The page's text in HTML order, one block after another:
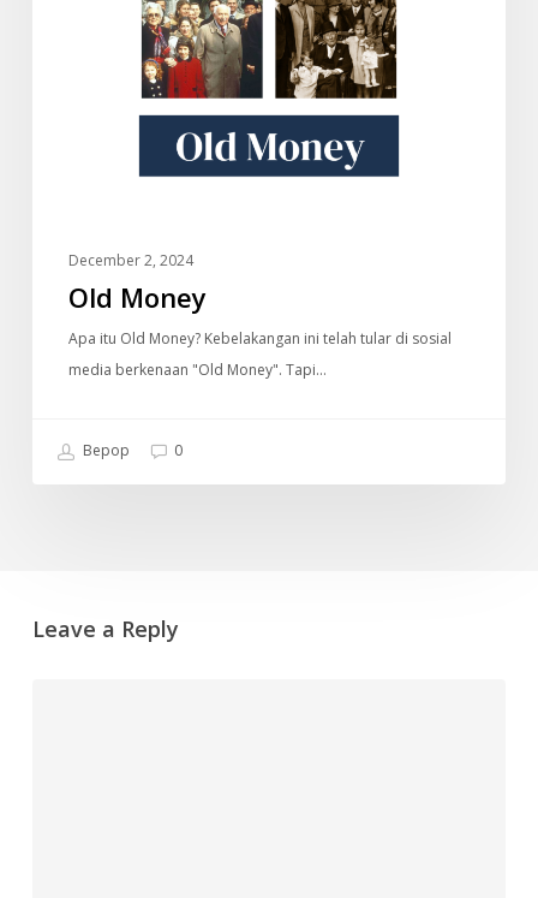
December 2, 2024
Old Money
Apa itu Old Money? Kebelakangan ini telah tular di sosial
media berkenaan "Old Money". Tapi…
Bepop 0
Leave a Reply